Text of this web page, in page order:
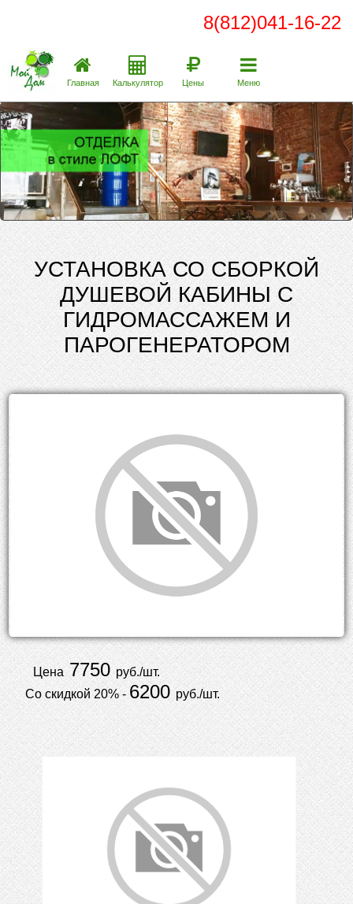
8(812)041-16-22
Главная Калькулятор Цены Меню
УСТАНОВКА СО СБОРКОЙ
ДУШЕВОЙ КАБИНЫ С
ГИДРОМАССАЖЕМ И
ПАРОГЕНЕРАТОРОМ
Цена7750 руб./шт.
Со скидкой 20% -6200 руб./шт.